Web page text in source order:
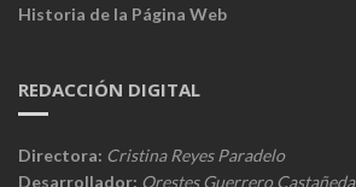
Historia de la Página Web
REDACCIÓN DIGITAL
Directora: Cristina Reyes Paradelo
Desarrollador: Orestes Guerrero Castañeda